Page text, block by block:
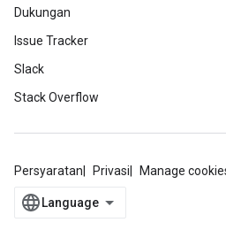
Dukungan
Issue Tracker
Slack
Stack Overflow
Persyaratan Privasi Manage